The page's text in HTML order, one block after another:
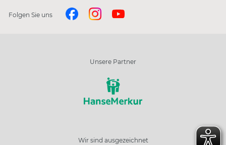
Folgen Sie uns
Unsere Partner
Wir sind ausgezeichnet